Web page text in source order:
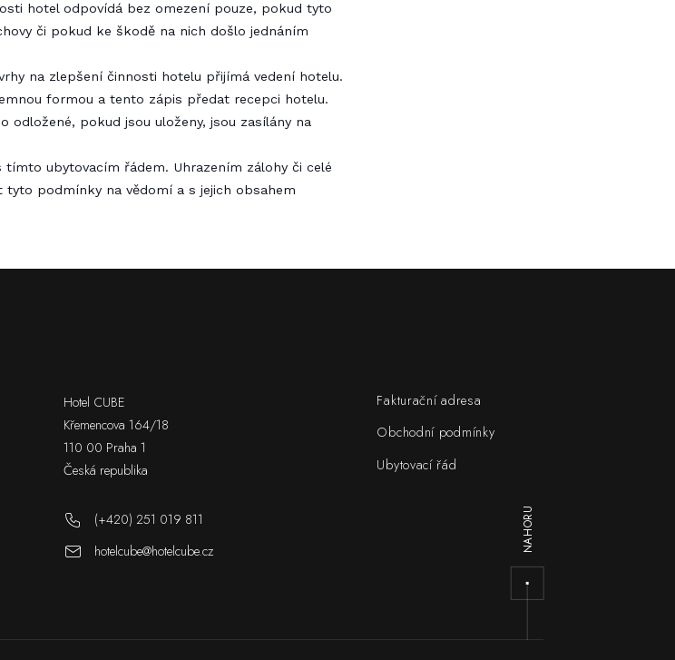
hotel odpovídá bez omezení pouze, pokud tyto
či pokud ke škodě na nich došlo jednáním
na zlepšení činnosti hotelu přijímá vedení hotelu.
formou a tento zápis předat recepci hotelu.
odložené, pokud jsou uloženy, jsou zasílány na
ubytovacím řádem. Uhrazením zálohy či celé
tyto podmínky na vědomí a s jejich obsahem
Hotel CUBE
Křemencova 164/18
110 00 Praha 1
Česká republika
(+420) 251 019 811
hotelcube@hotelcube.cz
Fakturační adresa
Obchodní podmínky
Ubytovací řád
NAHORU